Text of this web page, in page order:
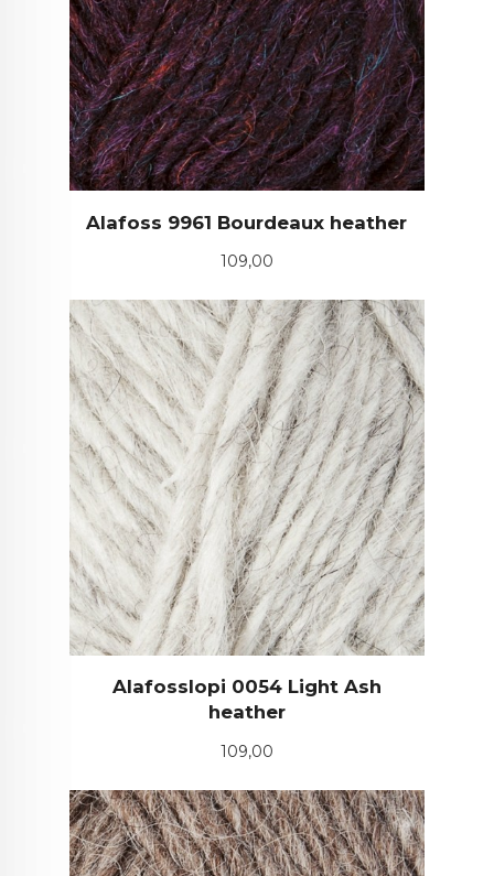
Alafoss 9961 Bourdeaux heather
Pris
109,00
Alafosslopi 0054 Light Ash
heather
Pris
109,00